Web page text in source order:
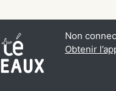
Non
Obtenir